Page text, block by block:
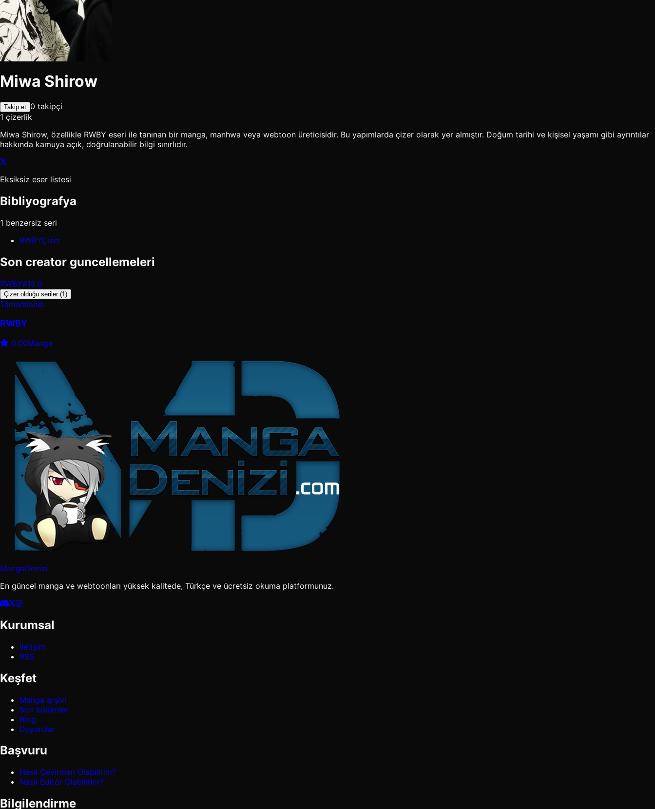
Miwa Shirow
Takip et 0 takipçi
1 çizerlik
Miwa Shirow, özellikle RWBY eseri ile tanınan bir manga, manhwa veya webtoon üreticisidir. Bu yapımlarda çizer olarak yer almıştır. Doğum tarihi ve kişisel yaşamı gibi ayrıntılar
hakkında kamuya açık, doğrulanabilir bilgi sınırlıdır.
Eksiksiz eser listesi
Bibliyografya
1 benzersiz seri
RWBYÇizer
Son creator guncellemeleri
RWBY#15.0
Çizer olduğu seriler (1)
Tamamlandı
RWBY
0.00Manga
MangaDenizi
En güncel manga ve webtoonları yüksek kalitede, Türkçe ve ücretsiz okuma platformunuz.
Kurumsal
İletişim
RSS
Keşfet
Manga arşivi
Son bölümler
Blog
Duyurular
Başvuru
Nasıl Çevirmen Olabilirim?
Nasıl Editör Olabilirim?
Bilgilendirme